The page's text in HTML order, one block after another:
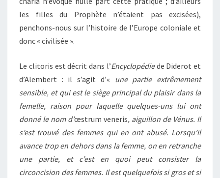
les filles du Prophète n’étaient pas excisées),
penchons-nous sur l’histoire de l’Europe coloniale et
donc « civilisée ».
Le clitoris est décrit dans l’Encyclopédiede Diderot et
d’Alembert : il s’agit d’« une partie extrêmement
sensible, et qui est le siège principal du plaisir dans la
femelle, raison pour laquelle quelques-uns lui ont
donné le nom d’œstrum veneris, aiguillon de Vénus. Il
s’est trouvé des femmes qui en ont abusé. Lorsqu’il
avance trop en dehors dans la femme, on en retranche
une partie, et c’est en quoi peut consister la
circoncision des femmes. Il est quelquefois si gros et si